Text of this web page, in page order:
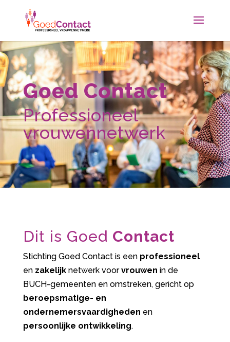
Goed Contact
Professioneel
vrouwennetwerk
Dit is Goed Contact
Stichting Goed Contact is een professioneel
en zakelijknetwerk voorvrouwen in de
BUCH-gemeenten en omstreken, gericht op
beroepsmatige- en
ondernemersvaardigheden en
persoonlijke ontwikkeling.